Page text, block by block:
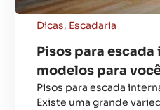
Dicas, Escadaria
Pisos para escada
modelos para
Pisos para escada
Existe uma grande